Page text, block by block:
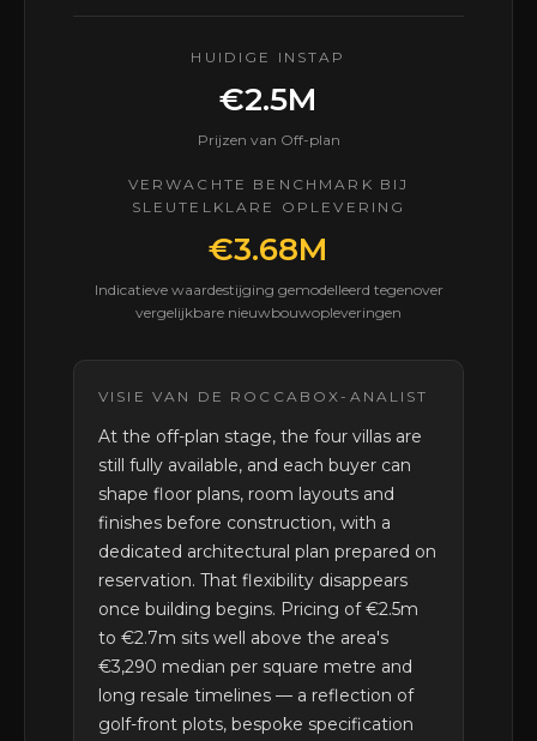
HUIDIGE INSTAP
€2.5M
Prijzen van Off-plan
VERWACHTE BENCHMARK BIJ
SLEUTELKLARE OPLEVERING
€3.68M
Indicatieve waardestijging gemodelleerd tegenover
vergelijkbare nieuwbouwopleveringen
VISIE VAN DE ROCCABOX-ANALIST
At the off-plan stage, the four villas are
still fully available, and each buyer can
shape floor plans, room layouts and
finishes before construction, with a
dedicated architectural plan prepared on
reservation. That flexibility disappears
once building begins. Pricing of €2.5m
to €2.7m sits well above the area's
€3,290 median per square metre and
long resale timelines — a reflection of
golf-front plots, bespoke specification